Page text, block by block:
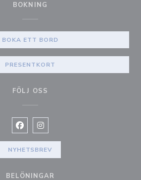
BOKNING
BOKA ETT BORD
PRESENTKORT
FÖLJ OSS
Facebook ((öppnas i ett nytt
Instagram ((öppnas i ett nytt
NYHETSBREV
BELÖNINGAR